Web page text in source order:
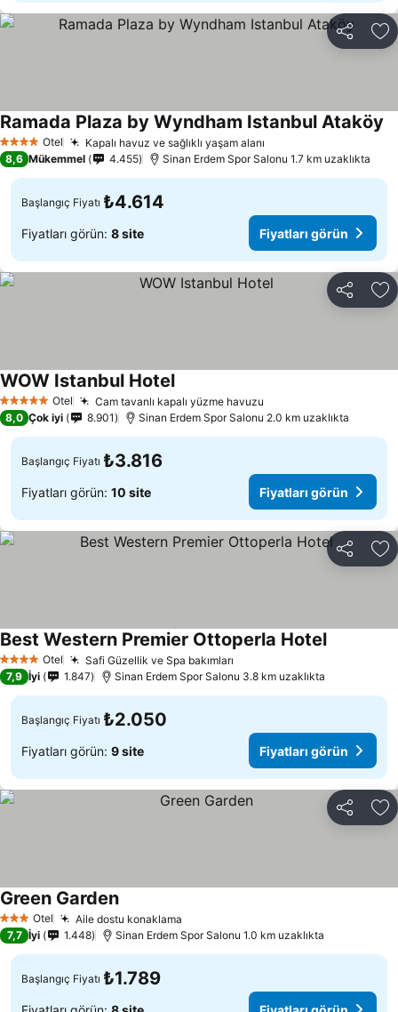
Paylaş
4 Yıldız Otel Kapalı havuz ve sağlıklı yaşam alanı
Ramada Plaza by Wyndham Istanbul Ataköy
8,6 Mükemmel 4.455 Sinan Erdem Spor Salonu 1.7 km uzaklıkta
Başlangıç Fiyatı ₺4.614
Fiyatları görün: 8 site Fiyatları görün
Paylaş
5 Yıldız Otel Cam tavanlı kapalı yüzme havuzu
WOW Istanbul HotelFiyatları görün
8,0 Çok iyi 8.901 Sinan Erdem Spor Salonu 2.0 km uzaklıkta
Başlangıç Fiyatı ₺3.816
Fiyatları görün: 10 site Fiyatları görün
Paylaş
4 Yıldız Otel Safi Güzellik ve Spa bakımları
Best Western Premier Ottoperla HotelFiyatları
7,9 İyi 1.847 Sinan Erdem Spor Salonu 3.8 km uzaklıkta
Başlangıç Fiyatı ₺2.050
Fiyatları görün: 9 site Fiyatları görün
Paylaş
3 YıldızOtel Aile dostu konaklama
Green GardenFiyatları görün
7,7 İyi 1.448 Sinan Erdem Spor Salonu 1.0 km uzaklıkta
Başlangıç Fiyatı ₺1.789